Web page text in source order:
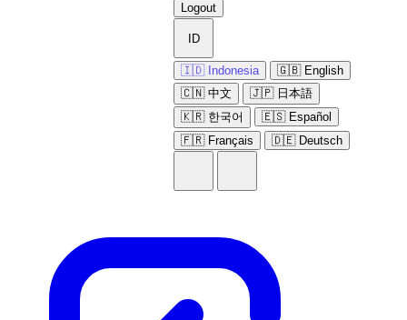
Logout
ID
🇮🇩 Indonesia
🇬🇧 English
🇨🇳 中文
🇯🇵 日本語
🇰🇷 한국어
🇪🇸 Español
🇫🇷 Français
🇩🇪 Deutsch